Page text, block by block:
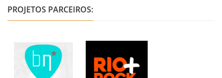
PROJETOS PARCEIROS: